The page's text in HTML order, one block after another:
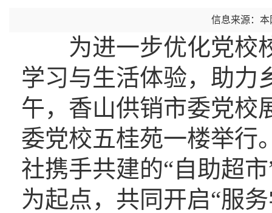
信息来源：本
为进一步优化党校校
学习与生活体验，助力
午，香山供销市委党校
委党校五桂苑一楼举行
社携手共建的“自助超
为起点，共同开启“服